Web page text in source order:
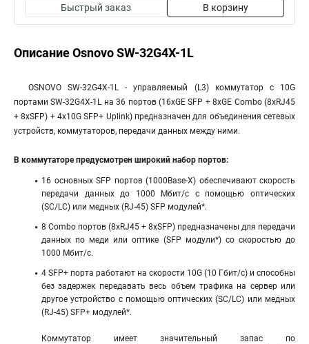
Быстрый заказ В корзину
Описание Osnovo SW-32G4X-1L
OSNOVO SW-32G4X-1L - управляемый (L3) коммутатор с 10G
портами SW-32G4X-1L на 36 портов (16xGE SFP + 8xGE Combo (8xRJ45
+ 8xSFP) + 4x10G SFP+ Uplink) предназначен для объединения сетевых
устройств, коммутаторов, передачи данных между ними.
В коммутаторе предусмотрен широкий набор портов:
16 основных SFP портов (1000Base-X) обеспечивают скорость
передачи данных до 1000 Мбит/с с помощью оптических
(SC/LC) или медных (RJ-45) SFP модулей*.
8 Combo портов (8xRJ45 + 8xSFP) предназначены для передачи
данных по меди или оптике (SFP модули*) со скоростью до
1000 Мбит/с.
4 SFP+ порта работают на скорости 10G (10 Гбит/с) и способны
без задержек передавать весь объем трафика на сервер или
другое устройство с помощью оптических (SC/LC) или медных
(RJ-45) SFP+ модулей*.
Коммутатор имеет значительный запас по